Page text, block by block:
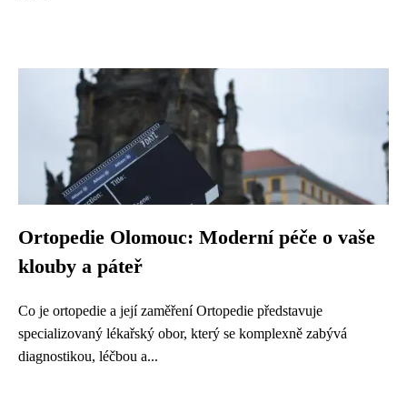
Ortopedie Olomouc: Moderní péče o vaše
klouby a páteř
Co je ortopedie a její zaměření Ortopedie představuje
specializovaný lékařský obor, který se komplexně zabývá
diagnostikou, léčbou a...